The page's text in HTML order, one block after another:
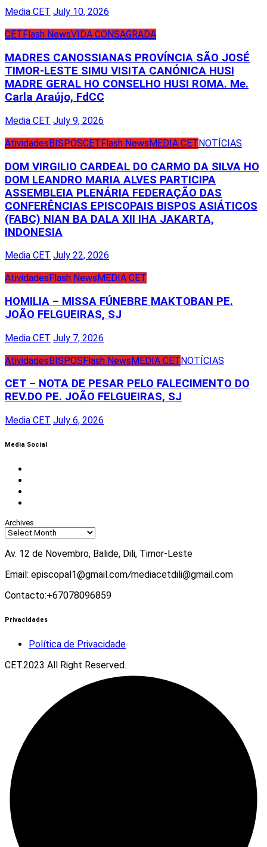
Media CET July 10, 2026
CET Flash NewsVIDA CONSAGRADA
MADRES CANOSSIANAS PROVÍNCIA SÃO JOSÉ
TIMOR-LESTE SIMU VISITA CANÓNICA HUSI
MADRE GERAL HO CONSELHO HUSI ROMA. Me.
Carla Araújo, FdCC
Media CET July 9, 2026
AtividadesBISPOSCETFlash NewsMEDIA CETNOTÍCIAS
DOM VIRGILIO CARDEAL DO CARMO DA SILVA HO
DOM LEANDRO MARIA ALVES PARTICIPA
ASSEMBLEIA PLENÁRIA FEDERAÇÃO DAS
CONFERÊNCIAS EPISCOPAIS BISPOS ASIÁTICOS
(FABC) NIAN BA DALA XII IHA JAKARTA,
INDONESIA
Media CET July 22, 2026
Atividades Flash News MEDIA CET
HOMILIA – MISSA FÚNEBRE MAKTOBAN PE.
JOÃO FELGUEIRAS, SJ
Media CET July 7, 2026
AtividadesBISPOSFlash NewsMEDIA CETNOTÍCIAS
CET – NOTA DE PESAR PELO FALECIMENTO DO
REV.DO PE. JOÃO FELGUEIRAS, SJ
Media CET July 6, 2026
Media Social
Archives
Av. 12 de Novembro, Balide, Dili, Timor-Leste
Email: episcopal1@gmail.com/mediacetdili@gmail.com
Contacto:+67078096859
Privacidades
Política de Privacidade
CET.2023 All Right Reserved.